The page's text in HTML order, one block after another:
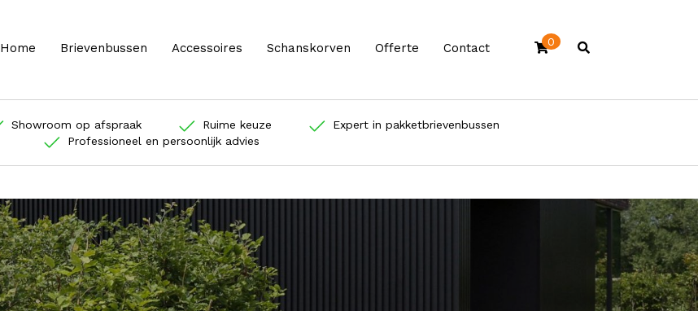
Home Brievenbussen Accessoires Schanskorven Offerte Contact 0
Showroom op afspraak Ruime keuze
Expert in pakketbrievenbussen
Professioneel en persoonlijk advies